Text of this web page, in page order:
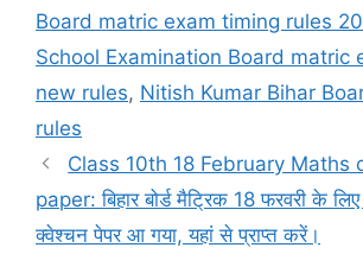
Board matric exam timing rules
School Examination Board matric
new rules, Nitish Kumar Bihar
rules
Class 10th 18 February Maths
paper: बिहार बोर्ड मैट्रिक 18 फरवरी के
क्वेश्चन पेपर आ गया, यहां से प्राप्त करें।